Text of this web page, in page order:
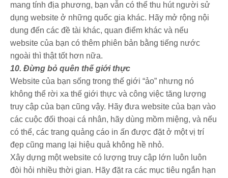
mang tính địa phương, bạn vẫn có thể thu hút người sử
dụng website ở những quốc gia khác. Hãy mở rộng nội
dung đến các đề tài khác, quan điểm khác và nếu
website của bạn có thêm phiên bản bằng tiếng nước
ngoài thì thật tốt hơn nữa.
10. Đừng bỏ quên thế giới thực
Website của bạn sống trong thế giới “ảo” nhưng nó
không thể rời xa thế giới thực và công việc tăng lượng
truy cập của bạn cũng vậy. Hãy đưa website của bạn vào
các cuộc đối thoại cá nhân, hãy dùng mồm miệng, và nếu
có thể, các trang quảng cáo in ấn được đặt ở một vị trí
đẹp cũng mang lại hiệu quả không hề nhỏ.
Xây dựng một website có lượng truy cập lớn luôn luôn
đòi hỏi nhiều thời gian. Hãy đặt ra các mục tiêu ngắn hạn